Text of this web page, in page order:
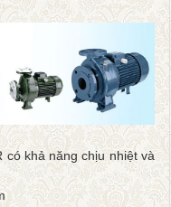
có khả năng chịu nhiệt và